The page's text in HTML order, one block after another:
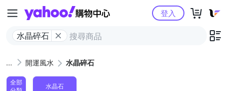
Yahoo購物中心
水晶碎石
登入
開運風水 水晶碎石
全部
水晶石